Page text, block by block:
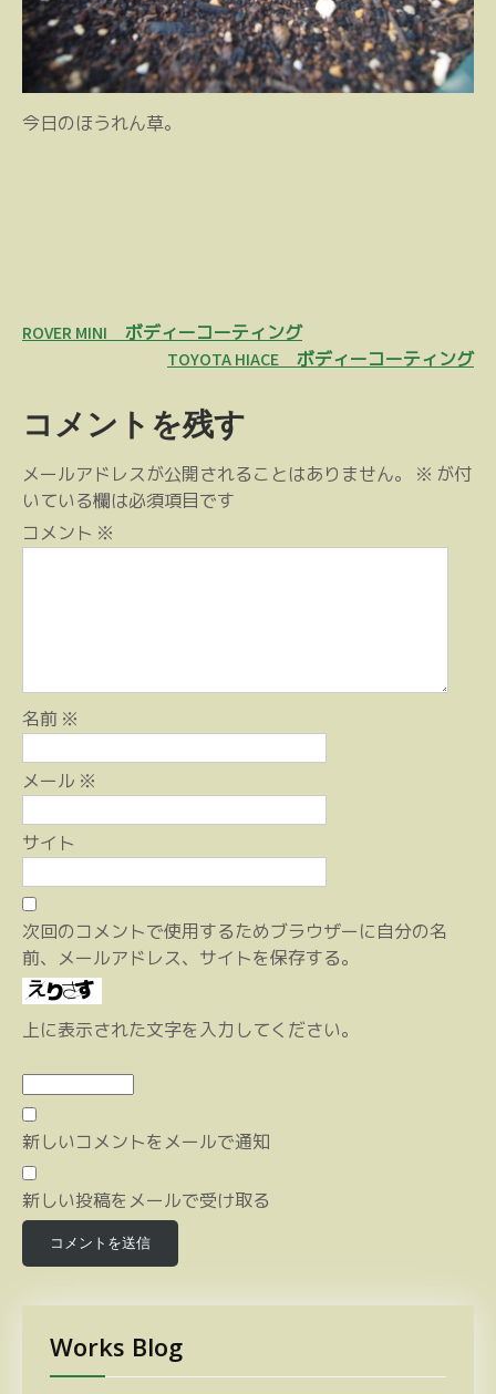
今日のほうれん草。
投
ビ
ゲ
ー
シ
ROVER MINI ボディーコーティング
TOYOTA HIACE ボディーコーティング
コメントを残す
メールアドレスが公開されることはありません。 ※ が付
いている欄は必須項目です
コメント ※
名前 ※
メール ※
サイト
次回のコメントで使用するためブラウザーに自分の名
前、メールアドレス、サイトを保存する。
上に表示された文字を入力してください。
新しいコメントをメールで通知
新しい投稿をメールで受け取る
Works Blog